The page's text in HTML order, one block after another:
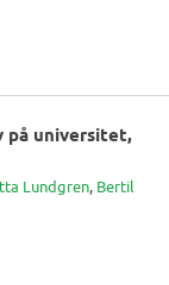
på universitet,
Lundgren, Bertil